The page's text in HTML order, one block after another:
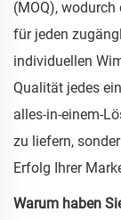
(MOQ),
für jeden
individuellen
Qualität jedes
alles-in-einem-
zu liefern,
Erfolg Ihrer
Warum haben